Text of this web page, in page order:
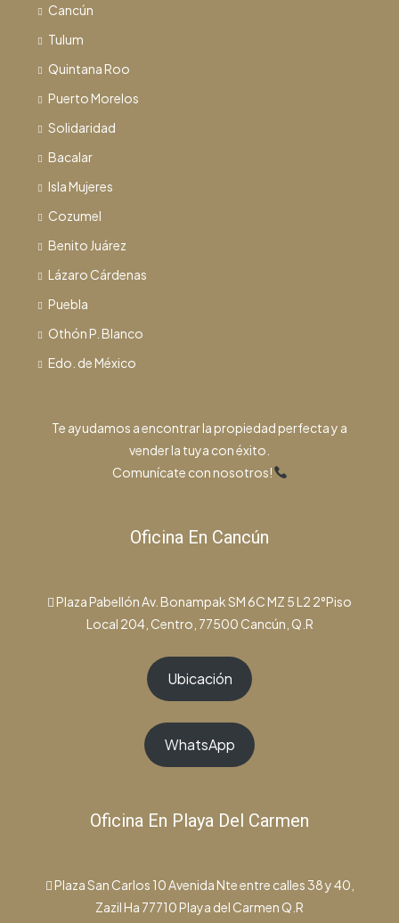
Cancún
Tulum
Quintana Roo
Puerto Morelos
Solidaridad
Bacalar
Isla Mujeres
Cozumel
Benito Juárez
Lázaro Cárdenas
Puebla
Othón P. Blanco
Edo. de México
Te ayudamos a encontrar la propiedad perfecta y a
vender la tuya con éxito.
Comunícate con nosotros!
Oficina En Cancún
Plaza Pabellón Av. Bonampak SM 6C MZ 5 L2 2°Piso
Local 204, Centro, 77500 Cancún, Q.R
Ubicación
WhatsApp
Oficina En Playa Del Carmen
Plaza San Carlos 10 Avenida Nte entre calles 38 y 40,
Zazil Ha 77710 Playa del Carmen Q.R